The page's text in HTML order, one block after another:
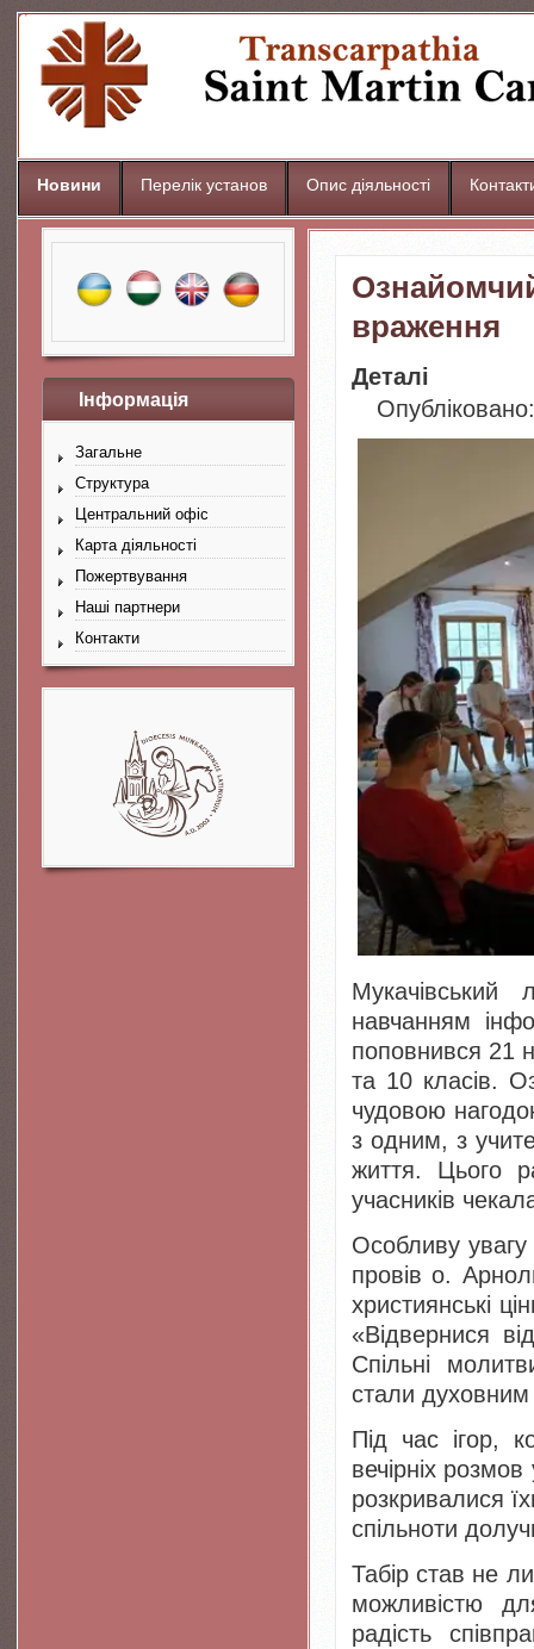
Новини Перелік установ Опис діяльності
Інформація
Загальне
Структура
Центральний офіс
Карта діяльності
Пожертвування
Наші партнери
Контакти
враження
Деталі
навчанням
поповнився 21
та 10 класів.
чудовою
з одним, з
життя. Цього
учасників
Особливу увагу
провів о.
християнські
«Відвернися
Спільні
стали
Під час ігор,
вечірніх
розкривалися
спільноти
Табір став не
можливістю
радість